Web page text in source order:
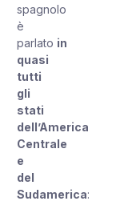
spagnolo
è
parlato in
quasi
tutti
gli
stati
dell’America
Centrale
e
del
Sudamerica: